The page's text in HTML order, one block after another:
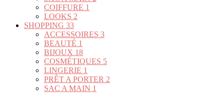
COIFFURE 1
LOOKS 2
SHOPPING 33
ACCESSOIRES 3
BEAUTÉ 1
BIJOUX 18
COSMÉTIQUES 5
LINGERIE 1
PRÊT A PORTER 2
SAC A MAIN 1